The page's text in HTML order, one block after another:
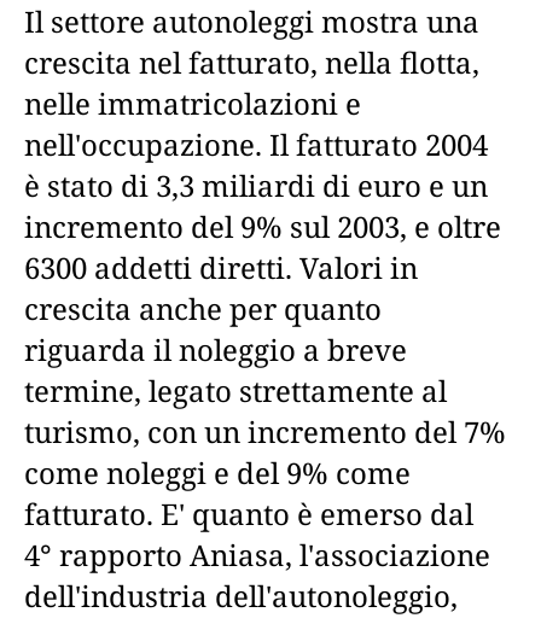
Il settore autonoleggi mostra una
crescita nel fatturato, nella flotta,
nelle immatricolazioni e
nell'occupazione. Il fatturato 2004
è stato di 3,3 miliardi di euro e un
incremento del 9% sul 2003, e oltre
6300 addetti diretti. Valori in
crescita anche per quanto
riguarda il noleggio a breve
termine, legato strettamente al
turismo, con un incremento del 7%
come noleggi e del 9% come
fatturato. E' quanto è emerso dal
4° rapporto Aniasa, l'associazione
dell'industria dell'autonoleggio,